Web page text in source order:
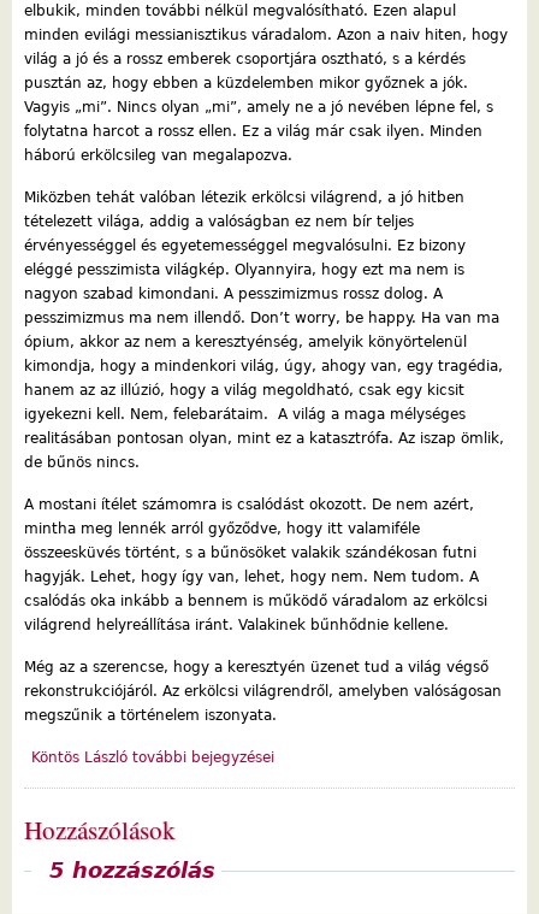
elbukik, minden további nélkül megvalósítható. Ezen alapul
minden evilági messianisztikus váradalom. Azon a naiv hiten, hogy
világ a jó és a rossz emberek csoportjára osztható, s a kérdés
pusztán az, hogy ebben a küzdelemben mikor győznek a jók.
Vagyis „mi”. Nincs olyan „mi”, amely ne a jó nevében lépne fel, s
folytatna harcot a rossz ellen. Ez a világ már csak ilyen. Minden
háború erkölcsileg van megalapozva.
Miközben tehát valóban létezik erkölcsi világrend, a jó hitben
tételezett világa, addig a valóságban ez nem bír teljes
érvényességgel és egyetemességgel megvalósulni. Ez bizony
eléggé pesszimista világkép. Olyannyira, hogy ezt ma nem is
nagyon szabad kimondani. A pesszimizmus rossz dolog. A
pesszimizmus ma nem illendő. Don’t worry, be happy. Ha van ma
ópium, akkor az nem a keresztyénség, amelyik könyörtelenül
kimondja, hogy a mindenkori világ, úgy, ahogy van, egy tragédia,
hanem az az illúzió, hogy a világ megoldható, csak egy kicsit
igyekezni kell. Nem, felebarátaim. A világ a maga mélységes
realitásában pontosan olyan, mint ez a katasztrófa. Az iszap ömlik,
de bűnös nincs.
A mostani ítélet számomra is csalódást okozott. De nem azért,
mintha meg lennék arról győződve, hogy itt valamiféle
összeesküvés történt, s a bűnösöket valakik szándékosan futni
hagyják. Lehet, hogy így van, lehet, hogy nem. Nem tudom. A
csalódás oka inkább a bennem is működő váradalom az erkölcsi
világrend helyreállítása iránt. Valakinek bűnhődnie kellene.
Még az a szerencse, hogy a keresztyén üzenet tud a világ végső
rekonstrukciójáról. Az erkölcsi világrendről, amelyben valóságosan
megszűnik a történelem iszonyata.
Köntös László további bejegyzései
Hozzászólások
Megjelenítés
5 hozzászólás